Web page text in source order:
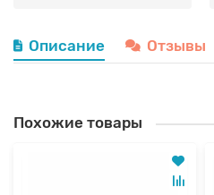
Описание Отзывы
Похожие товары